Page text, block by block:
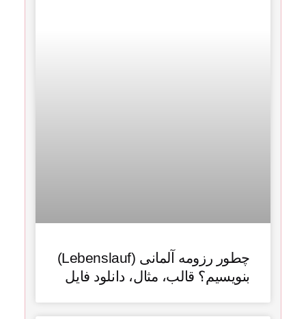
چطور رزومه آلمانی (Lebenslauf)
بنویسیم؟ قالب، مثال، دانلود فایل